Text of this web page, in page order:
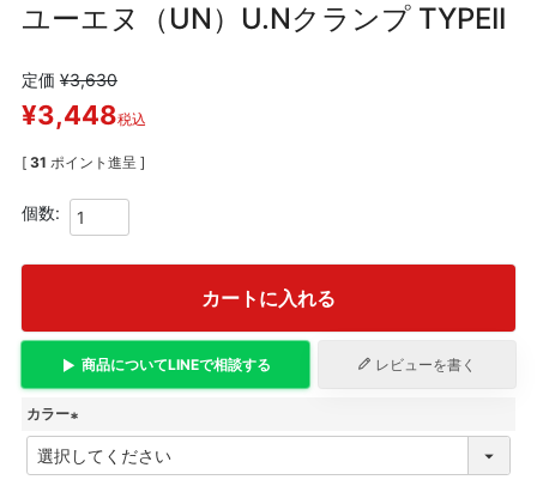
ユーエヌ（UN）U.Nクランプ TYPEII
定価 ¥3,630
¥3,448税込
[ 31 ポイント進呈 ]
カートに入れる
商品についてLINEで相談する レビューを書く
カラー
(
必